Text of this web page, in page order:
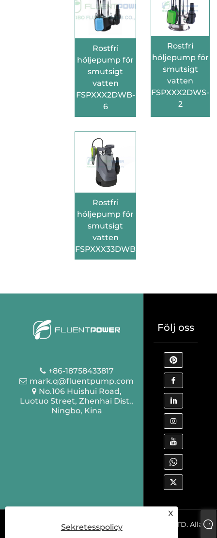
Rostfri
höljepump för
smutsigt
vatten
FSPXXX2DWB-
6
Rostfri
höljepump för
smutsigt
vatten
FSPXXX2DWS-
2
Rostfri
höljepump för
smutsigt
vatten
FSPXXX33DWB
+86-18758433817
mark.q@fluentpump.com
No.106 Huishui Road,
Luotuo Street, Zhenhai Dist.,
Ningbo, Kina
Följ oss
Copyright © 2022 NINGBO FLUENT TOOLS CO., LTD. Alla
X
Sekretesspolicy